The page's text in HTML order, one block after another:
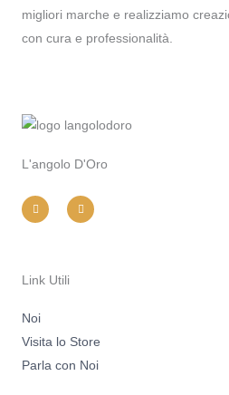
migliori marche e realizziamo
con cura e professionalità.
L'angolo D'Oro
n
s
t
m
a
c
e
Link Utili
Noi
Visita lo Store
Parla con Noi